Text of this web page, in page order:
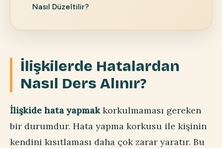
Nasıl Düzeltilir?
İlişkilerde Hatalardan
Nasıl Ders Alınır?
İlişkide hata yapmakkorkulmaması gereken
bir durumdur. Hata yapma korkusu ile kişinin
kendini kısıtlaması daha çok zarar yaratır. Bu